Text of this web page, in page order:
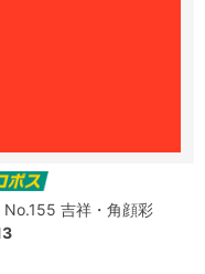
No.155 吉祥・角顔彩